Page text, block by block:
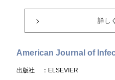
詳し
American Journal of
出版社 ：ELSEVIER